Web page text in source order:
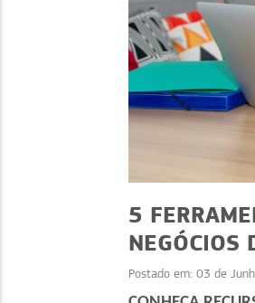
5
NEGÓCIOS
Postado em: 03 de